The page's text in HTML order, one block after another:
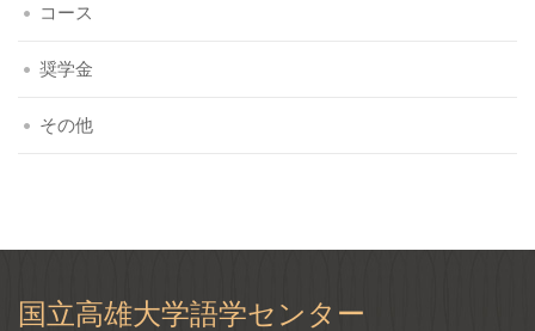
コース
奨学金
その他
国立高雄大学語学センター